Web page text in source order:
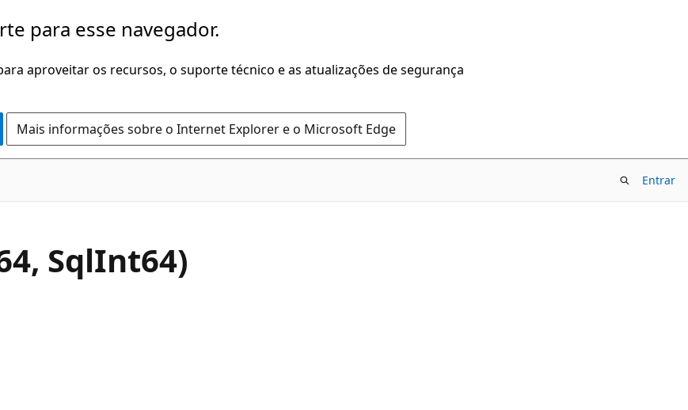
para esse navegador.
aproveitar os recursos, o suporte técnico e as atualizações de segurança
Mais informações sobre o Internet Explorer e o Microsoft Edge
Entrar
SqlInt64)